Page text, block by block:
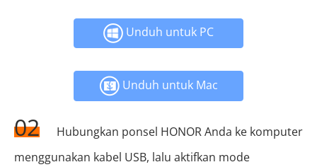
Unduh untuk PC
Unduh untuk Mac
02
Hubungkan ponsel HONOR Anda ke komputer
menggunakan kabel USB, lalu aktifkan mode